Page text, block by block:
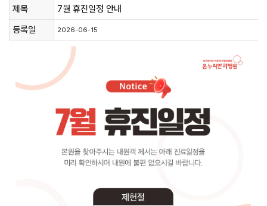
제목
7월 휴진일정 안내
등록일
2026-06-15